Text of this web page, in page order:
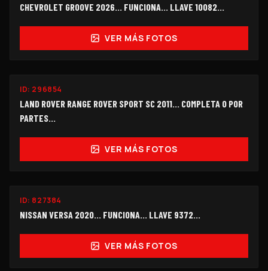
CHEVROLET GROOVE 2026... FUNCIONA... LLAVE 10082...
VER MÁS FOTOS
ID: 296854
LAND ROVER RANGE ROVER SPORT SC 2011… COMPLETA O POR
PARTES...
VER MÁS FOTOS
ID: 827384
NISSAN VERSA 2020... FUNCIONA… LLAVE 9372...
VER MÁS FOTOS